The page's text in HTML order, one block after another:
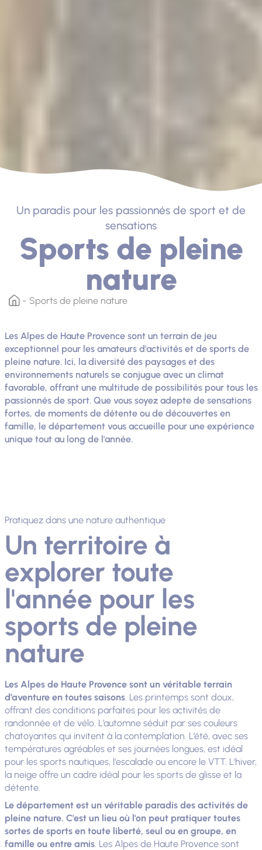
Sports de pleine
nature
Un paradis pour les passionnés de sport et de
sensations
Sports de pleine nature
Les Alpes de Haute Provence sont un terrain de jeu
exceptionnel pour les amateurs d'activités et de sports de
pleine nature. Ici, la diversité des paysages et des
environnements naturels se conjugue avec un climat
favorable, offrant une multitude de possibilités pour tous les
passionnés de sport. Que vous soyez adepte de sensations
fortes, de moments de détente ou de découvertes en
famille, le département vous accueille pour une expérience
unique tout au long de l'année.
Pratiquez dans une nature authentique
Un territoire à
explorer toute
l'année pour les
sports de pleine
nature
Les Alpes de Haute Provence sont un véritable terrain
d’aventure en toutes saisons. Les printemps sont doux,
offrant des conditions parfaites pour les activités de
randonnée et de vélo. L’automne séduit par ses couleurs
chatoyantes qui invitent à la contemplation. L’été, avec ses
températures agréables et ses journées longues, est idéal
pour les sports nautiques, l'escalade ou encore le VTT. L'hiver,
la neige offre un cadre idéal pour les sports de glisse et la
détente.
Le département est un véritable paradis des activités de
pleine nature. C'est un lieu où l'on peut pratiquer toutes
sortes de sports en toute liberté, seul ou en groupe, en
famille ou entre amis. Les Alpes de Haute Provence sont